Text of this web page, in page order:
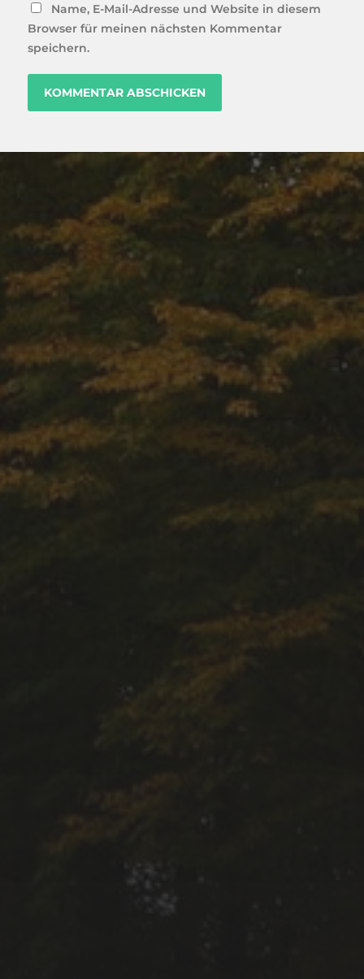
Name, E-Mail-Adresse und Website in diesem
Browser für meinen nächsten Kommentar
speichern.